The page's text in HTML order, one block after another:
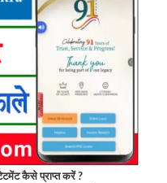
कैसे प्राप्त करें ?